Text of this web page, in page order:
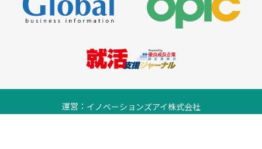
運営： イノベーションズアイ株式会社